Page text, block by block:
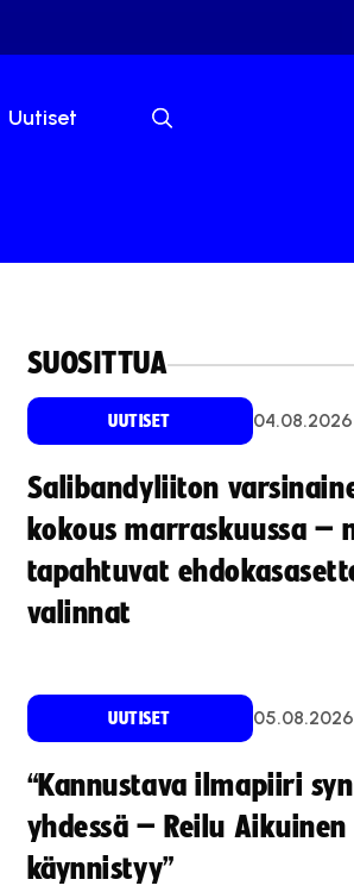
Uutiset
SUOSITTUA
UUTISET 04.08.2026
Salibandyliiton
kokous marraskuussa –
tapahtuvat
valinnat
UUTISET 05.08.2026
“Kannustava ilmapiiri
yhdessä – Reilu
käynnistyy”